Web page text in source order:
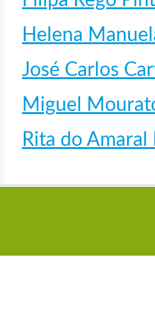
Helena
José Carlos
Miguel
Rita do Amaral